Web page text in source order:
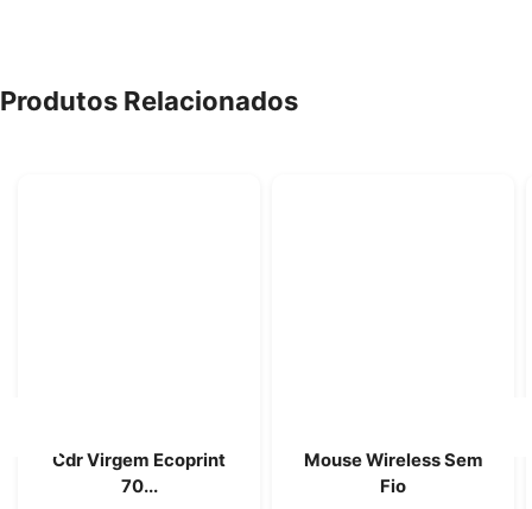
Produtos Relacionados
Cdr Virgem Ecoprint
70...
Mouse Wireless Sem
Fio